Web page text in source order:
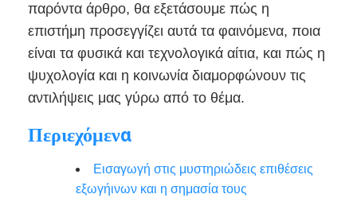
παρόντα άρθρο, θα εξετάσουμε πώς η
επιστήμη προσεγγίζει αυτά τα φαινόμενα, ποια
είναι τα φυσικά και τεχνολογικά αίτια, και πώς η
ψυχολογία και η κοινωνία διαμορφώνουν τις
αντιλήψεις μας γύρω από το θέμα.
Περιεχόμενα
Εισαγωγή στις μυστηριώδεις επιθέσεις
εξωγήινων και η σημασία τους